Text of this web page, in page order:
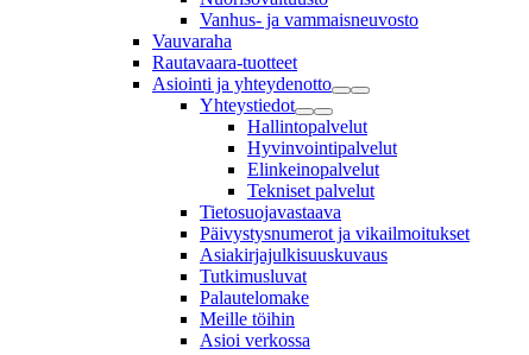
Vanhus- ja vammaisneuvosto
Vauvaraha
Rautavaara-tuotteet
Asiointi ja yhteydenotto
Yhteystiedot
Hallintopalvelut
Hyvinvointipalvelut
Elinkeinopalvelut
Tekniset palvelut
Tietosuojavastaava
Päivystysnumerot ja vikailmoitukset
Asiakirjajulkisuuskuvaus
Tutkimusluvat
Palautelomake
Meille töihin
Asioi verkossa